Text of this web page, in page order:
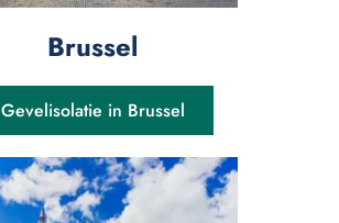
Brussel
Gevelisolatie in Brussel